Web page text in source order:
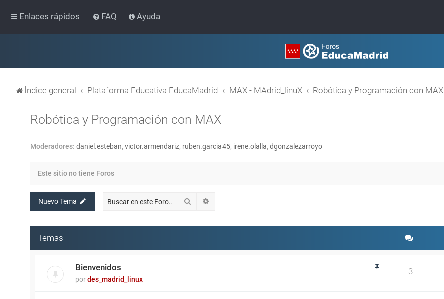
Enlaces rápidos FAQ Ayuda
Índice general Plataforma Educativa EducaMadrid MAX - MAdrid_linuX Robótica y Programación con MAX
Robótica y Programación con MAX
Moderadores: daniel.esteban, victor.armendariz, ruben.garcia45, irene.olalla, dgonzalezarroyo
Este sitio no tiene Foros
Nuevo Tema Buscar
Temas
Bienvenidos
pordes_madrid_linux
3